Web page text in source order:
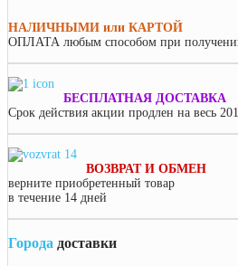
НАЛИЧНЫМИ или КАРТОЙ
ОПЛАТА любым способом при
БЕСПЛАТНАЯ ДОСТАВКА
Срок действия акции продлен на весь
ВОЗВРАТ И ОБМЕН
верните приобретенный товар
в течение 14 дней
Города доставки